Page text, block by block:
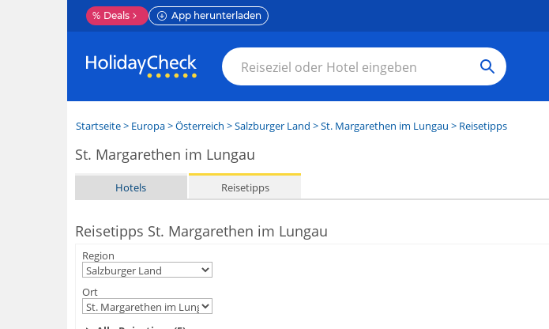
% Deals App herunterladen
Startseite> Europa>Österreich >Salzburger Land >St. Margarethen im Lungau > Reisetipps
St. Margarethen im Lungau
Hotels Reisetipps
Reisetipps St. Margarethen im Lungau
Region
Ort